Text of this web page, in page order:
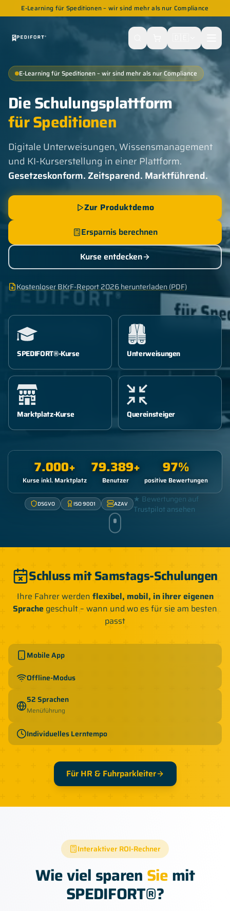
E-Learning für Speditionen – wir sind mehr als nur Compliance
E-Learning für Speditionen – wir sind mehr als nur Compliance
Die Schulungsplattform
für Speditionen
Digitale Unterweisungen, Wissensmanagement
und KI-Kurserstellung in einer Plattform.
Gesetzeskonform. Zeitsparend. Marktführend.
Zur Produktdemo
Ersparnis berechnen
Kurse entdecken
Kostenloser BKrF-Report 2026 herunterladen (PDF)
SPEDIFORT®-Kurse Unterweisungen
Marktplatz-Kurse Quereinsteiger
7.000+
Kurse inkl. Marktplatz
80.000+
Benutzer
98%
positive Bewertungen
DSGVO ISO 9001 AZAV
★ Bewertungen auf
Trustpilot ansehen
Schluss mit Samstags-Schulungen
Ihre Fahrer werden flexibel, mobil, in ihrer eigenen
Sprache geschult – wann und wo es für sie am besten
passt
Mobile App
Offline-Modus
52 Sprachen
Menüführung
Individuelles Lerntempo
Für HR & Fuhrparkleiter
Interaktiver ROI-Rechner
Wie viel sparen Siemit
SPEDIFORT®?